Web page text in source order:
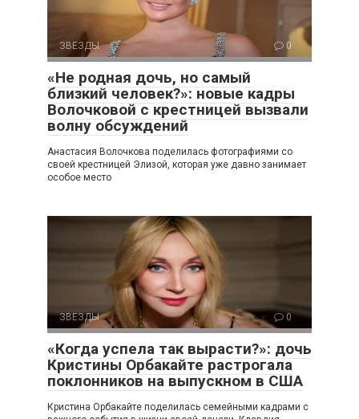
ЗВЕЗДЫ 0
«Не родная дочь, но самый
близкий человек?»: новые кадры
Волочковой с крестницей вызвали
волну обсуждений
Анастасия Волочкова поделилась фотографиями со
своей крестницей Элизой, которая уже давно занимает
особое место
ЗВЕЗДЫ 0
«Когда успела так вырасти?»: дочь
Кристины Орбакайте растрогала
поклонников на выпускном в США
Кристина Орбакайте поделилась семейными кадрами с